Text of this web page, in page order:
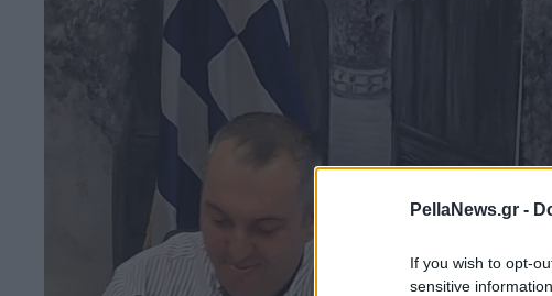
PellaNews.gr -
If you wish to opt-
sensitive